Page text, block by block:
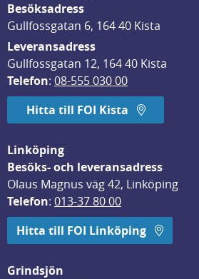
Besöksadress
Gullfossgatan 6, 164 40 Kista
Leveransadress
Gullfossgatan 12, 164 40 Kista
Telefon: 08-555 030 00
Hitta till FOI Kista
Linköping
Besöks- och leveransadress
Olaus Magnus väg 42, Linköping
Telefon: 013-37 80 00
Hitta till FOI Linköping
Grindsjön